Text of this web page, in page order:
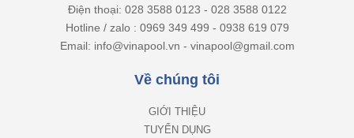
Điện thoại: 028 3588 0123 - 028 3588 0122
Hotline / zalo : 0969 349 499 - 0938 619 079
Email: info@vinapool.vn - vinapool@gmail.com
Về chúng tôi
GIỚI THIỆU
TUYỂN DỤNG